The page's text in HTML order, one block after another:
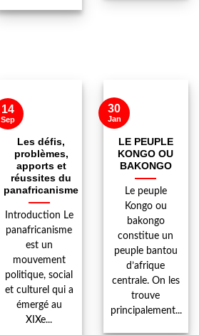
Les défis,
problèmes,
apports et
réussites du
panafricanisme
Introduction Le
panafricanisme
est un
mouvement
politique, social
et culturel qui a
émergé au
XIXe...
14
Sep
LE PEUPLE
KONGO OU
BAKONGO
Le peuple
Kongo ou
bakongo
constitue un
peuple bantou
d’afrique
centrale. On les
trouve
principalement...
30
Jan